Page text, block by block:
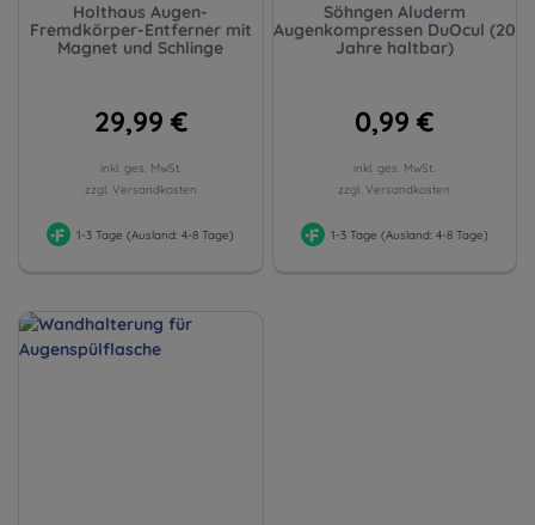
Holthaus Augen-
Fremdkörper-Entferner mit
Magnet und Schlinge
29,99 €
inkl. ges. MwSt.
zzgl. Versandkosten
1-3 Tage (Ausland: 4-8 Tage)
Söhngen Aluderm
Augenkompressen DuOcul (20
Jahre haltbar)
0,99 €
inkl. ges. MwSt.
zzgl. Versandkosten
1-3 Tage (Ausland: 4-8 Tage)